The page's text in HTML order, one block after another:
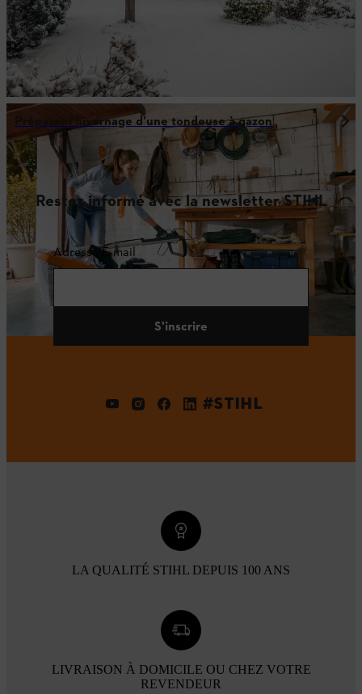
Préparer l’hivernage d’une tondeuse à gazon
Restez informé avec la newsletter STIHL
Adresse E-mail
S'inscrire
#STIHL
LA QUALITÉ STIHL DEPUIS 100 ANS
LIVRAISON À DOMICILE OU CHEZ VOTRE
REVENDEUR